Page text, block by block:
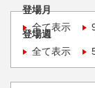
登場月
全て表示
登場週
全て表示